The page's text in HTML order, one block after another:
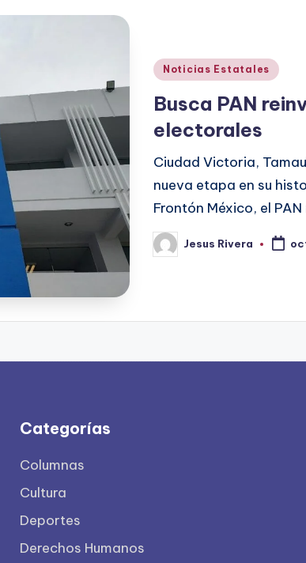
Publicado
Noticias Estatales
Busca PAN
electorales
Ciudad Victoria,
nueva etapa en su
Frontón México, el
Publicado
por
Jesus Rivera
Categorías
Columnas
Cultura
Deportes
Derechos Humanos